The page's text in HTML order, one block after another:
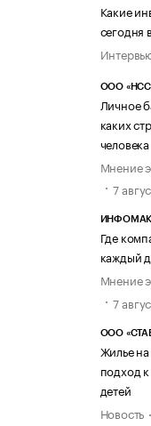
Какие
сегодня
ООО
Личное
каких
человека
Мнение
7
Где
каждый
Мнение
7
ООО
Жилье
подход
детей
Новость